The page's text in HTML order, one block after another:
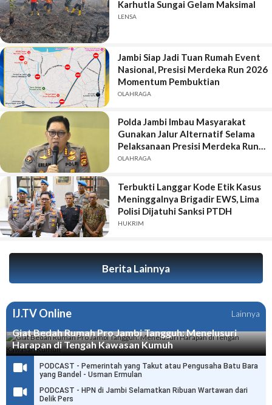
Karhutla Sungai Gelam Maksimal
LENSA
Jambi Siap Jadi Tuan Rumah Event
Nasional, Presisi Merdeka Run 2026
Momentum Pembuktian
OLAHRAGA
Polda Jambi Imbau Masyarakat
Gunakan Jalur Alternatif Selama
Pelaksanaan Presisi Merdeka Run
2026
OLAHRAGA
Terbukti Langgar Kode Etik Kasus
Meninggalnya Brigadir EWS, Lima
Polisi Dijatuhi Sanksi PTDH
HUKRIM
Berita Lainnya
IJ.TV Online Lainnya
Giat Bedah Rumah Pro Jambi Tangguh: Menelusuri
Harapan di Tengah Kawasan Kumuh
PODCAST - Pemerintah yang Takut atau Pengusaha Batu Bara
yang Bandel - Usman Ermulan
PODCAST - HPN di Jambi Selamatkan Ribuan Wartawan dari
Delik Pers